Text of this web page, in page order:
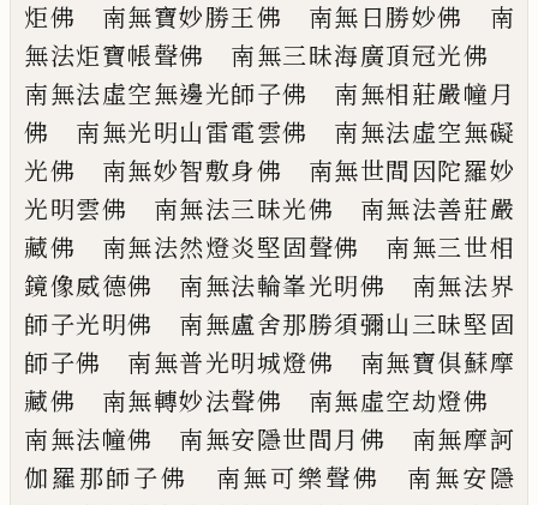
炬佛 南無寶妙勝王佛 南無日勝妙佛 南
無法炬寶帳聲佛 南無三昧海廣頂冠光佛
南無法虛空無邊光師子佛 南無相莊嚴幢月
佛 南無光明山雷電雲佛 南無法虛空無礙
光佛 南無妙智敷身佛 南無世間因陀羅妙
光明雲佛 南無法三昧光佛 南無法善莊嚴
藏佛 南無法然燈炎堅固聲佛
南無三世相
鏡像威德佛 南無法輪峯光明佛 南無法界
師子光明佛 南無盧舍那勝須彌山三昧堅固
師子佛 南無普光明城燈佛 南無寶俱蘇摩
藏佛 南無轉妙法聲佛 南無虛空劫燈佛
南無法幢佛 南無安隱世間月佛 南無摩訶
伽羅那師子佛 南無可樂聲佛 南無安隱